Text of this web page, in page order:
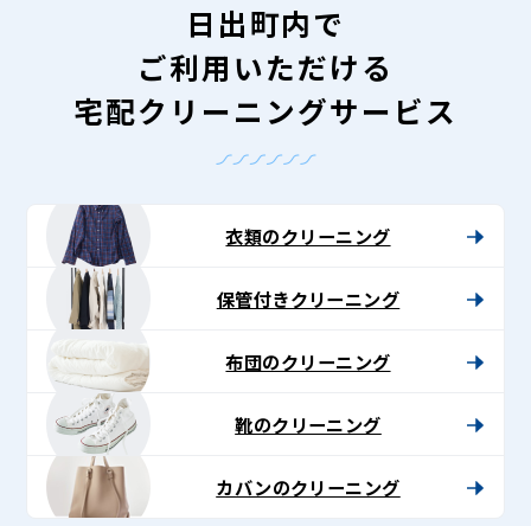
Lenet〈リ
ト〉
日出町内で
ご利用いただける
宅配クリーニングサービス
衣類のクリーニング
保管付きクリーニング
布団のクリーニング
靴のクリーニング
カバンのクリーニング